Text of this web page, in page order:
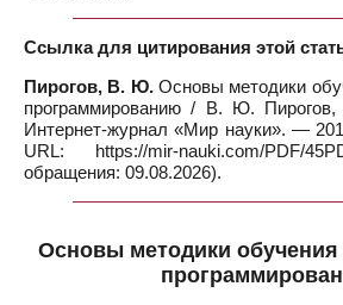
Ссылка для цитирования этой
Пирогов, В. Ю.Основы методики
программированию / В. Ю.
Интернет-журнал «Мир науки». —
URL: https://mir-nauki.com/PDF/
обращения: 09.08.2026).
Основы методики обучения